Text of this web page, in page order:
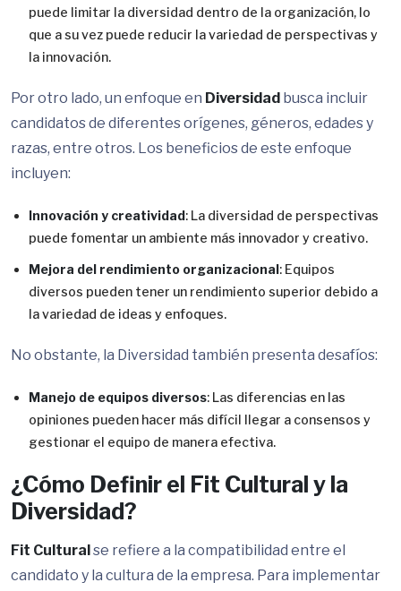
puede limitar la diversidad dentro de la organización, lo
que a su vez puede reducir la variedad de perspectivas y
la innovación.
Por otro lado, un enfoque en Diversidad busca incluir
candidatos de diferentes orígenes, géneros, edades y
razas, entre otros. Los beneficios de este enfoque
incluyen:
Innovación y creatividad: La diversidad de perspectivas
puede fomentar un ambiente más innovador y creativo.
Mejora del rendimiento organizacional: Equipos
diversos pueden tener un rendimiento superior debido a
la variedad de ideas y enfoques.
No obstante, la Diversidad también presenta desafíos:
Manejo de equipos diversos: Las diferencias en las
opiniones pueden hacer más difícil llegar a consensos y
gestionar el equipo de manera efectiva.
¿Cómo Definir el Fit Cultural y la
Diversidad?
Fit Culturalse refiere a la compatibilidad entre el
candidato y la cultura de la empresa. Para implementar